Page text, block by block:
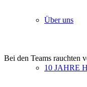
Über uns
10 JAHRE
Bei den Teams rauchten